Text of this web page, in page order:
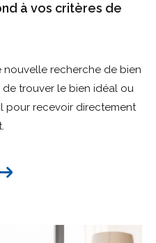
à vos critères de
nouvelle recherche de bien
trouver le bien idéal ou
pour recevoir directement